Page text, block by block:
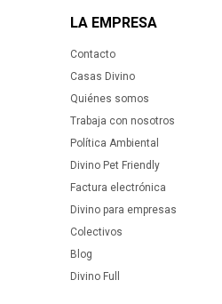
LA EMPRESA
Contacto
Casas Divino
Quiénes somos
Trabaja con nosotros
Política Ambiental
Divino Pet Friendly
Factura electrónica
Divino para empresas
Colectivos
Blog
Divino Full